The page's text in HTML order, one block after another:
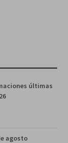
últimas
agosto